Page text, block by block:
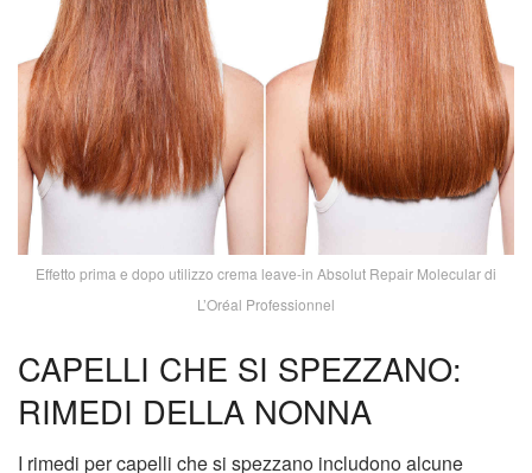
Effetto prima e dopo utilizzo crema leave-in Absolut Repair Molecular di
L’Oréal Professionnel
CAPELLI CHE SI SPEZZANO:
RIMEDI DELLA NONNA
I rimedi per capelli che si spezzano includono alcune